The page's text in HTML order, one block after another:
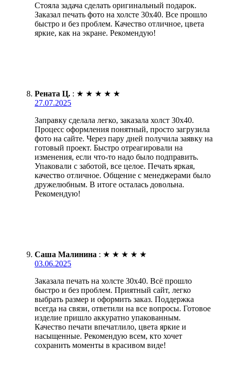
Стояла задача сделать оригинальный подарок.
Заказал печать фото на холсте 30х40. Все прошло
быстро и без проблем. Качество отличное, цвета
яркие, как на экране. Рекомендую!
Рената Ц. : ★ ★ ★ ★ ★
27.07.2025
Заправку сделала легко, заказала холст 30х40.
Процесс оформления понятный, просто загрузила
фото на сайте. Через пару дней получила заявку на
готовый проект. Быстро отреагировали на
изменения, если что-то надо было подправить.
Упаковали с заботой, все целое. Печать яркая,
качество отличное. Общение с менеджерами было
дружелюбным. В итоге осталась довольна.
Рекомендую!
Саша Малинина : ★ ★ ★ ★ ★
03.06.2025
Заказала печать на холсте 30х40. Всё прошло
быстро и без проблем. Приятный сайт, легко
выбрать размер и оформить заказ. Поддержка
всегда на связи, ответили на все вопросы. Готовое
изделие пришло аккуратно упакованным.
Качество печати впечатлило, цвета яркие и
насыщенные. Рекомендую всем, кто хочет
сохранить моменты в красивом виде!